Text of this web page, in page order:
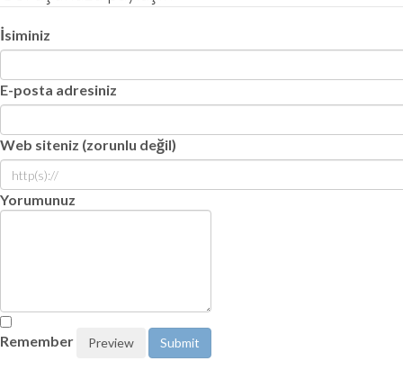
İsiminiz
E-posta adresiniz
Web siteniz (zorunlu değil)
Yorumunuz
Remember